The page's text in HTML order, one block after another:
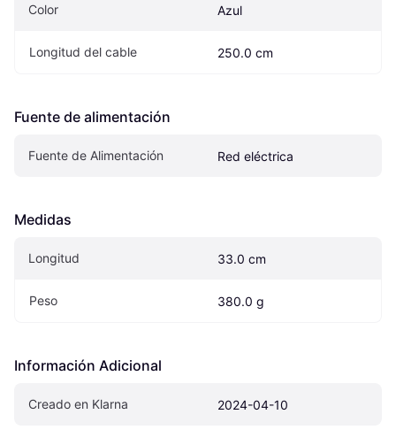
Color Azul
Longitud del cable 250.0 cm
Fuente de alimentación
Fuente de Alimentación Red eléctrica
Medidas
Longitud 33.0 cm
Peso 380.0 g
Información Adicional
Creado en Klarna 2024-04-10